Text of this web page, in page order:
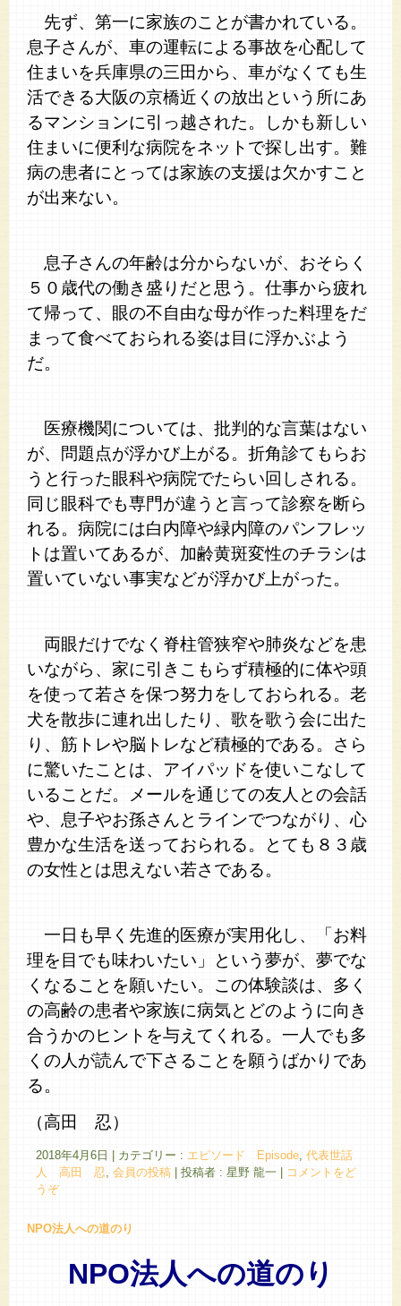
先ず、第一に家族のことが書かれている。
息子さんが、車の運転による事故を心配して
住まいを兵庫県の三田から、車がなくても生
活できる大阪の京橋近くの放出という所にあ
るマンションに引っ越された。しかも新しい
住まいに便利な病院をネットで探し出す。難
病の患者にとっては家族の支援は欠かすこと
が出来ない。
息子さんの年齢は分からないが、おそらく
５０歳代の働き盛りだと思う。仕事から疲れ
て帰って、眼の不自由な母が作った料理をだ
まって食べておられる姿は目に浮かぶよう
だ。
医療機関については、批判的な言葉はない
が、問題点が浮かび上がる。折角診てもらお
うと行った眼科や病院でたらい回しされる。
同じ眼科でも専門が違うと言って診察を断ら
れる。病院には白内障や緑内障のパンフレッ
トは置いてあるが、加齢黄斑変性のチラシは
置いていない事実などが浮かび上がった。
両眼だけでなく脊柱管狭窄や肺炎などを患
いながら、家に引きこもらず積極的に体や頭
を使って若さを保つ努力をしておられる。老
犬を散歩に連れ出したり、歌を歌う会に出た
り、筋トレや脳トレなど積極的である。さら
に驚いたことは、アイパッドを使いこなして
いることだ。メールを通じての友人との会話
や、息子やお孫さんとラインでつながり、心
豊かな生活を送っておられる。とても８３歳
の女性とは思えない若さである。
一日も早く先進的医療が実用化し、「お料
理を目でも味わいたい」という夢が、夢でな
くなることを願いたい。この体験談は、多く
の高齢の患者や家族に病気とどのように向き
合うかのヒントを与えてくれる。一人でも多
くの人が読んで下さることを願うばかりであ
る。
（高田 忍）
2018年4月6日 カテゴリー : エピソード Episode 代表世話
人 高田 忍 会員の投稿 投稿者 : 星野 龍一
コメントをど
うぞ
NPO法人への道のり
NPO法人への道のり